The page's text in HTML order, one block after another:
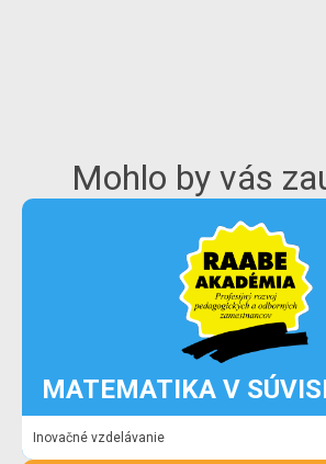
Mohlo by vás
MATEMATIKA V
Inovačné vzdelávanie